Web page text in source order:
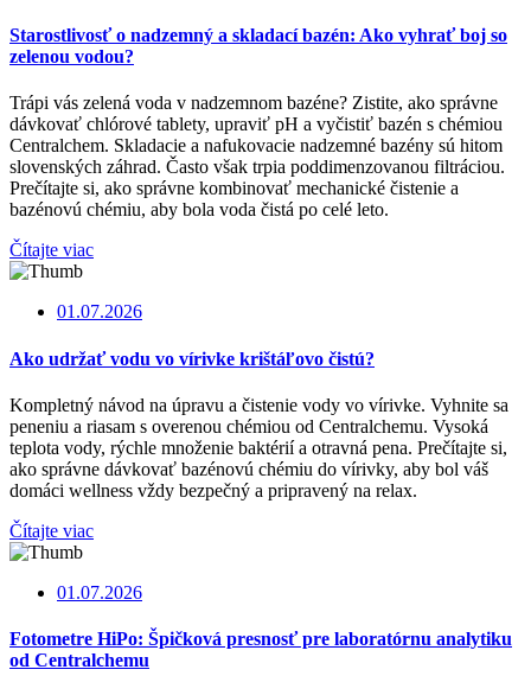
Starostlivosť o nadzemný a skladací bazén: Ako vyhrať boj so
zelenou vodou?
Trápi vás zelená voda v nadzemnom bazéne? Zistite, ako správne
dávkovať chlórové tablety, upraviť pH a vyčistiť bazén s chémiou
Centralchem. Skladacie a nafukovacie nadzemné bazény sú hitom
slovenských záhrad. Často však trpia poddimenzovanou filtráciou.
Prečítajte si, ako správne kombinovať mechanické čistenie a
bazénovú chémiu, aby bola voda čistá po celé leto.
Čítajte viac
01.07.2026
Ako udržať vodu vo vírivke krištáľovo čistú?
Kompletný návod na úpravu a čistenie vody vo vírivke. Vyhnite sa
peneniu a riasam s overenou chémiou od Centralchemu. Vysoká
teplota vody, rýchle množenie baktérií a otravná pena. Prečítajte si,
ako správne dávkovať bazénovú chémiu do vírivky, aby bol váš
domáci wellness vždy bezpečný a pripravený na relax.
Čítajte viac
01.07.2026
Fotometre HiPo: Špičková presnosť pre laboratórnu analytiku
od Centralchemu